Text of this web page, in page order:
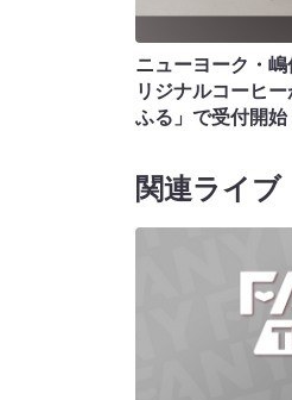
ニューヨーク・
リジナルコーヒ
ふる」で受付開始
関連ライブ